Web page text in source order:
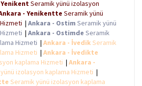
Seramik yünü izolasyon
- Yenikentte Seramik yünü
| Ankara - Ostim Seramik yünü
| Ankara - Ostimde Seramik
Hizmeti | Ankara - İvedikSeramik
Hizmeti | Ankara - İvedikte
kaplama Hizmeti | Ankara -
izolasyon kaplama Hizmeti |
Seramik yünü izolasyon kaplama